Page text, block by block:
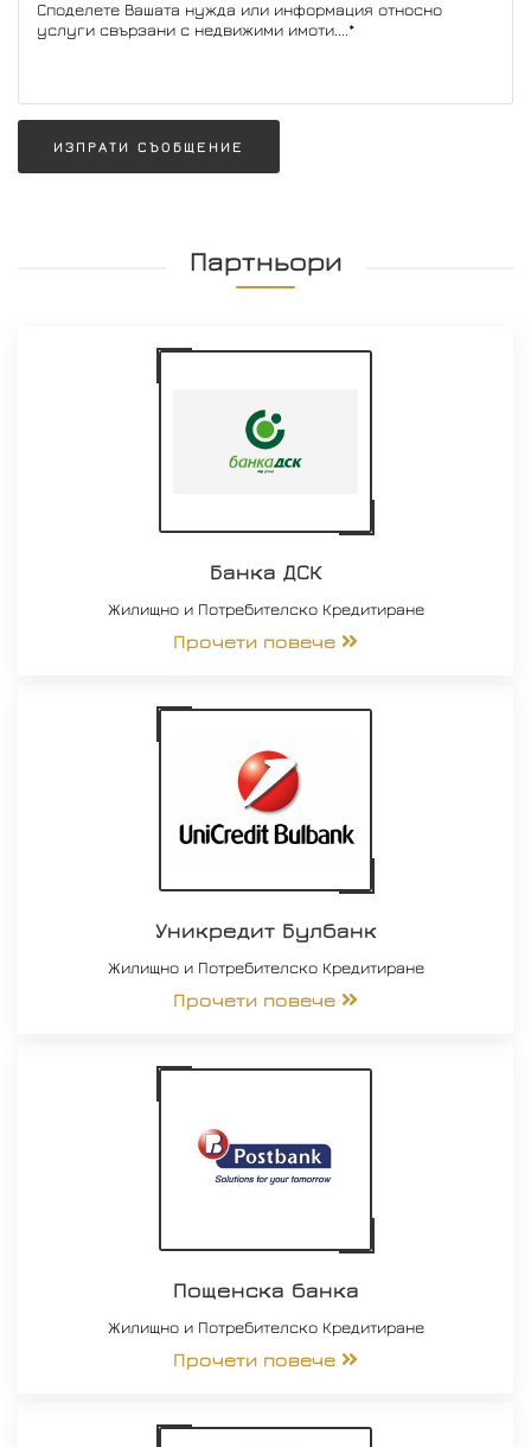
ИЗПРАТИ СЪОБЩЕНИЕ
Партньори
Банка ДСК
Жилищно и Потребителско Кредитиране
Прочети повече
Уникредит Булбанк
Жилищно и Потребителско Кредитиране
Прочети повече
Пощенска банка
Жилищно и Потребителско Кредитиране
Прочети повече